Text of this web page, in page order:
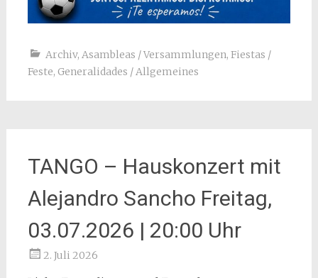
Archiv, Asambleas / Versammlungen, Fiestas /
Feste, Generalidades / Allgemeines
TANGO – Hauskonzert mit
Alejandro Sancho Freitag,
03.07.2026 | 20:00 Uhr
2. Juli 2026